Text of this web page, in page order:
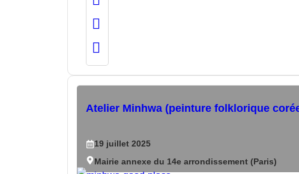
Atelier Minhwa (peinture folklorique
19 juillet 2025
Mairie annexe du 14e arrondissement (Paris)